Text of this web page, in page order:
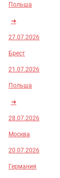
Польша
➜
27.07.2026
Брест
21.07.2026
Польша
➜
28.07.2026
Москва
20.07.2026
Германия